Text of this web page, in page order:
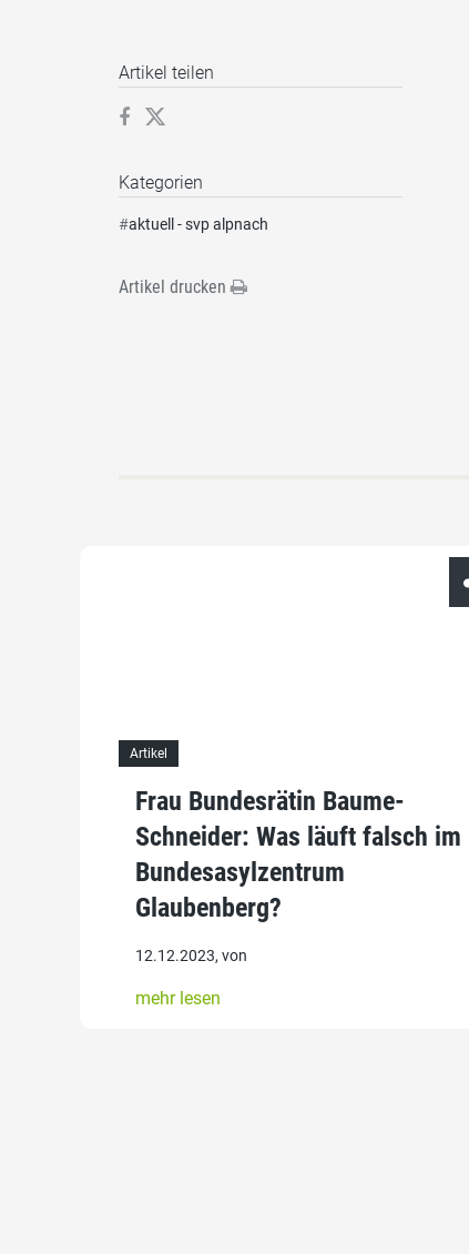
Artikel teilen
Kategorien
#aktuell - svp alpnach
Artikel drucken
Artikel
Frau Bundesrätin Baume-
Schneider: Was läuft falsch im
Bundesasylzentrum
Glaubenberg?
12.12.2023, von
mehr lesen